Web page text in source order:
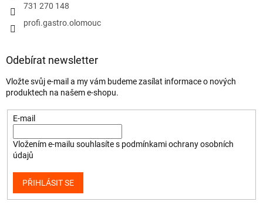
731 270 148
profi.gastro.olomouc
Odebírat newsletter
Vložte svůj e-mail a my vám budeme zasílat informace o nových
produktech na našem e-shopu.
E-mail
Vložením e-mailu souhlasíte s podmínkami ochrany osobních
údajů
PŘIHLÁSIT SE